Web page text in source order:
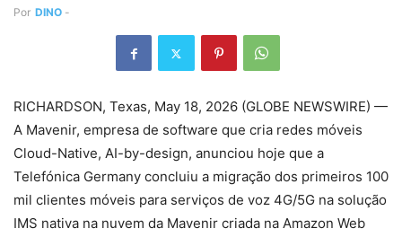
Por DINO -
RICHARDSON, Texas, May 18, 2026 (GLOBE NEWSWIRE) —
A Mavenir, empresa de software que cria redes móveis
Cloud-Native, AI-by-design, anunciou hoje que a
Telefónica Germany concluiu a migração dos primeiros 100
mil clientes móveis para serviços de voz 4G/5G na solução
IMS nativa na nuvem da Mavenir criada na Amazon Web